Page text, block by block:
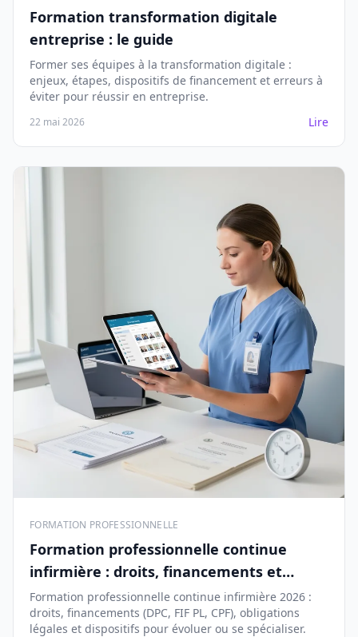
Formation transformation digitale
entreprise : le guide
Former ses équipes à la transformation digitale :
enjeux, étapes, dispositifs de financement et erreurs à
éviter pour réussir en entreprise.
22 mai 2026 Lire
FORMATION PROFESSIONNELLE
Formation professionnelle continue
infirmière : droits, financements et
dispositifs 2026
Formation professionnelle continue infirmière 2026 :
droits, financements (DPC, FIF PL, CPF), obligations
légales et dispositifs pour évoluer ou se spécialiser.